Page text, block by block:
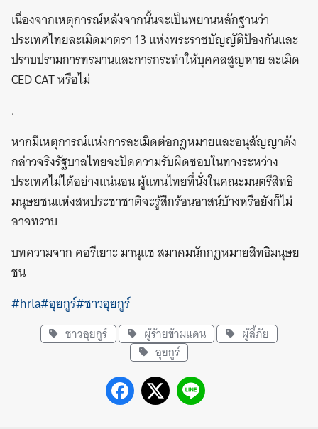
เนื่องจากเหตุการณ์หลังจากนั้นจะเป็นพยานหลักฐานว่า
ประเทศไทยละเมิดมาตรา 13 แห่งพระราชบัญญัติป้องกันและ
ปราบปรามการทรมานและการกระทำให้บุคคลสูญหาย ละเมิด
CED CAT หรือไม่
.
หากมีเหตุการณ์แห่งการละเมิดต่อกฎหมายและอนุสัญญาดัง
กล่าวจริงรัฐบาลไทยจะปัดความรับผิดชอบในทางระหว่าง
ประเทศไม่ได้อย่างแน่นอน ผู้แทนไทยที่นั่งในคณะมนตรีสิทธิ
มนุษยชนแห่งสหประชาชาติจะรู้สึกร้อนอาสน์บ้างหรือยังก็ไม่
อาจทราบ
บทความจาก คอรีเยาะ มานุแช สมาคมนักกฎหมายสิทธิมนุษย
ชน
#hrla#อุยกูร์#ชาวอุยกูร์
ชาวอุยกูร์ ผู้ร้ายข้ามแดน
ผู้ลี้ภัย
อุยกูร์